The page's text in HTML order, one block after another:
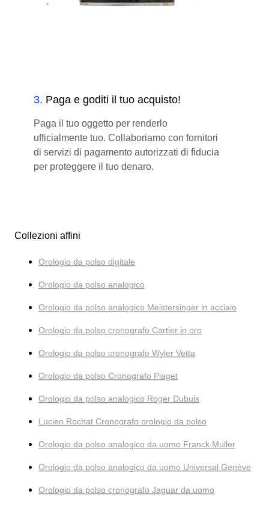
3. Paga e goditi il tuo acquisto!
Paga il tuo oggetto per renderlo
ufficialmente tuo. Collaboriamo con fornitori
di servizi di pagamento autorizzati di fiducia
per proteggere il tuo denaro.
Collezioni affini
Orologio da polso digitale
Orologio da polso analogico
Orologio da polso analogico Meistersinger in acciaio
Orologio da polso cronografo Cartier in oro
Orologio da polso cronografo Wyler Vetta
Orologio da polso Cronografo Piaget
Orologio da polso analogico Roger Dubuis
Lucien Rochat Cronografo orologio da polso
Orologio da polso analogico da uomo Franck Muller
Orologio da polso analogico da uomo Universal Genève
Orologio da polso cronografo Jaguar da uomo